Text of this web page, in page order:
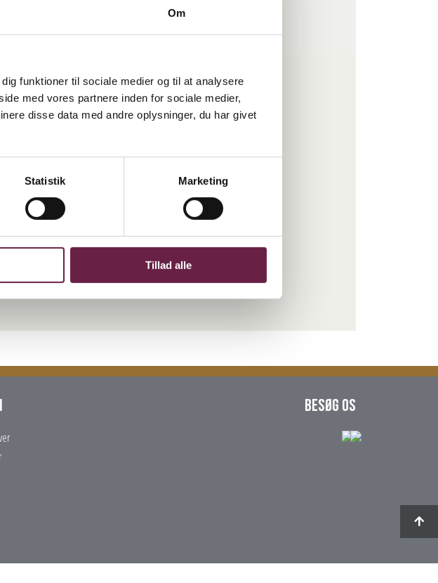
Om
funktioner til sociale medier og til at analysere
med vores partnere inden for sociale medier,
disse data med andre oplysninger, du har givet
Statistik Marketing
Tillad alle
uden alkohol antal BESTIL
90g
Besøg os